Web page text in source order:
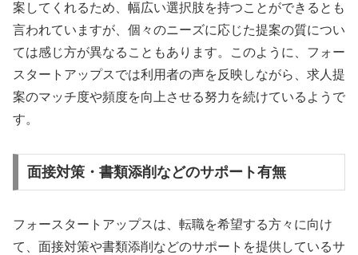
案してくれるため、幅広い選択肢を持つことができるとも
言われていますが、個々のニーズに応じた提案の質につい
ては感じ方が異なることもあります。このように、フォー
スタートアップスでは利用者の声を反映しながら、求人提
案のマッチ度や頻度を向上させる努力を続けているようで
す。
面接対策・書類添削などのサポート有無
フォースタートアップスは、転職を希望する方々に向け
て、面接対策や書類添削などのサポートを提供しているサ